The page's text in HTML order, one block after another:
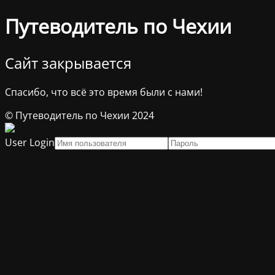
Путеводитель по Чехии
Сайт закрывается
Спасибо, что всё это время были с нами!
© Путеводитель по Чехии 2024
User Login